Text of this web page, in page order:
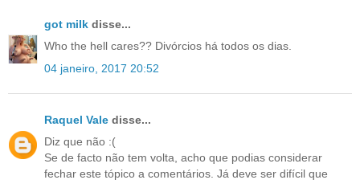
got milk disse...
Who the hell cares?? Divórcios há todos os dias.
04 janeiro, 2017 20:52
Raquel Vale disse...
Diz que não :(
Se de facto não tem volta, acho que podias considerar
fechar este tópico a comentários. Já deve ser difícil que